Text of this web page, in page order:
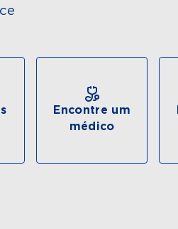
Encontre um
médico